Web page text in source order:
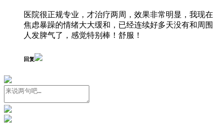
医院很正规专业，才治疗两周，效果非常明显，我现在
焦虑暴躁的情绪大大缓和，已经连续好多天没有和周围
人发脾气了，感觉特别棒！舒服！
回复